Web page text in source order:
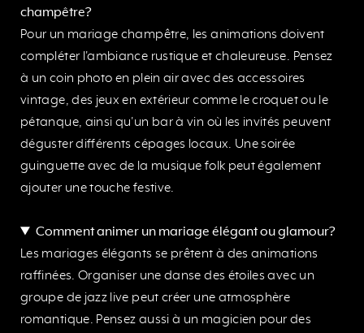
champêtre?
Pour un mariage champêtre, les animations doivent
compléter l'ambiance rustique et chaleureuse. Pensez
à un coin photo en plein air avec des accessoires
vintage, des jeux en extérieur comme le croquet ou le
pétanque, ainsi qu'un bar à vin où les invités peuvent
déguster différents cépages locaux. Une soirée
guinguette avec de la musique folk peut également
ajouter une touche festive.
Comment animer un mariage élégant ou glamour?
Les mariages élégants se prêtent à des animations
raffinées. Organiser une danse des étoiles avec un
groupe de jazz live peut créer une atmosphère
romantique. Pensez aussi à un magicien pour des